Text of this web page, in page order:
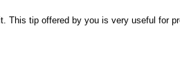
This tip offered by you is very useful for